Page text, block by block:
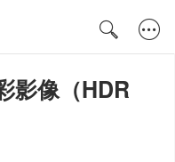
影像（HDR